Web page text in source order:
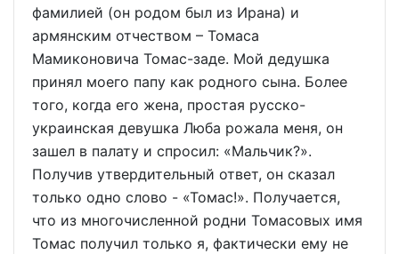
фамилией (он родом был из Ирана) и
армянским отчеством – Томаса
Мамиконовича Томас-заде. Мой дедушка
принял моего папу как родного сына. Более
того, когда его жена, простая русско-
украинская девушка Люба рожала меня, он
зашел в палату и спросил: «Мальчик?».
Получив утвердительный ответ, он сказал
только одно слово - «Томас!». Получается,
что из многочисленной родни Томасовых имя
Томас получил только я, фактически ему не